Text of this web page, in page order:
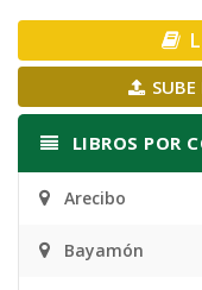
LIBROS POR
Arecibo
Bayamón